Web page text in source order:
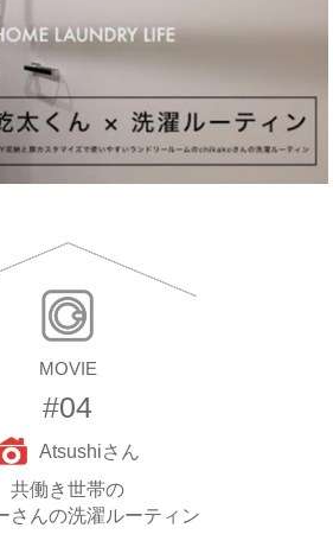
MOVIE
#04
Atsushiさん
共働き世帯の
さんの洗濯ルーティン